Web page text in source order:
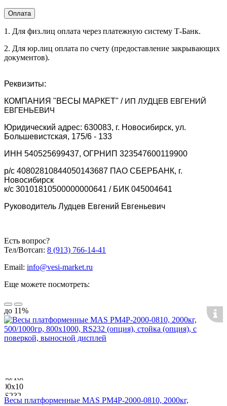
Оплата
1. Для физ.лиц оплата через платежную систему Т-Банк.
2. Для юр.лиц оплата по счету (предоставление закрывающих
документов).
Реквизиты:
КОМПАНИЯ "ВЕСЫ МАРКЕТ" / ИП ЛУДЦЕВ ЕВГЕНИЙ
ЕВГЕНЬЕВИЧ
Юридический адрес: 630083, г. Новосибирск, ул.
Большевистская, 175/6 - 133
ИНН 540525699437, ОГРНИП 323547600119900
р/с 40802810844050143687 ПАО СБЕРБАНК, г.
Новосибирск
к/с 30101810500000000641 / БИК 045004641
Руководитель Лудцев Евгений Евгеньевич
Есть вопрос?
Тел/Вотсап: 8 (913) 766-14-41
Email: info@vesi-market.ru
Еще можете посмотреть:
до 11%
Весы платформенные MAS PM4P-2000-0810, 2000кг,